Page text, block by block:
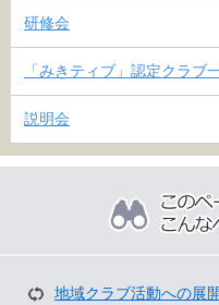
研修会
「みきティブ」認定クラブ
説明会
地域クラブ活動への展開